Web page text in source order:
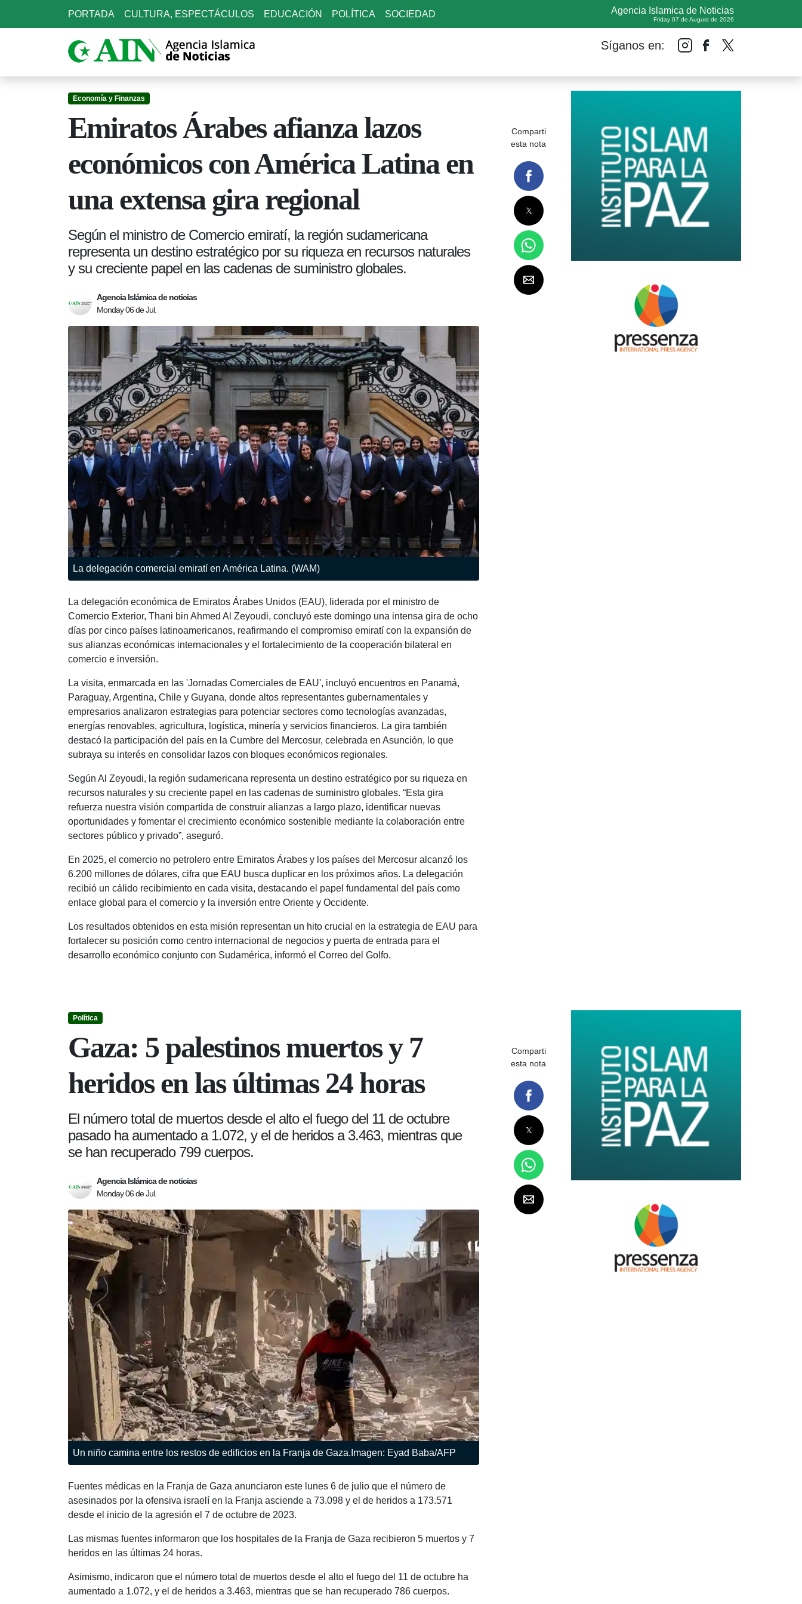
PORTADA CULTURA, ESPECTÁCULOS EDUCACIÓN POLÍTICA SOCIEDAD Agencia Islamica de Noticias
Friday 07 de August de 2026
Síganos en:
Economía y Finanzas
Emiratos Árabes afianza lazos
económicos con América Latina en
una extensa gira regional
Según el ministro de Comercio emiratí, la región sudamericana
representa un destino estratégico por su riqueza en recursos naturales
y su creciente papel en las cadenas de suministro globales.
Agencia Islámica de noticias
Monday 06 de Jul.
La delegación comercial emiratí en América Latina. (WAM)
La delegación económica de Emiratos Árabes Unidos (EAU), liderada por el ministro de
Comercio Exterior, Thani bin Ahmed Al Zeyoudi, concluyó este domingo una intensa gira de ocho
días por cinco países latinoamericanos, reafirmando el compromiso emiratí con la expansión de
sus alianzas económicas internacionales y el fortalecimiento de la cooperación bilateral en
comercio e inversión.
La visita, enmarcada en las 'Jornadas Comerciales de EAU', incluyó encuentros en Panamá,
Paraguay, Argentina, Chile y Guyana, donde altos representantes gubernamentales y
empresarios analizaron estrategias para potenciar sectores como tecnologías avanzadas,
energías renovables, agricultura, logística, minería y servicios financieros. La gira también
destacó la participación del país en la Cumbre del Mercosur, celebrada en Asunción, lo que
subraya su interés en consolidar lazos con bloques económicos regionales.
Según Al Zeyoudi, la región sudamericana representa un destino estratégico por su riqueza en
recursos naturales y su creciente papel en las cadenas de suministro globales. “Esta gira
refuerza nuestra visión compartida de construir alianzas a largo plazo, identificar nuevas
oportunidades y fomentar el crecimiento económico sostenible mediante la colaboración entre
sectores público y privado”, aseguró.
En 2025, el comercio no petrolero entre Emiratos Árabes y los países del Mercosur alcanzó los
6.200 millones de dólares, cifra que EAU busca duplicar en los próximos años. La delegación
recibió un cálido recibimiento en cada visita, destacando el papel fundamental del país como
enlace global para el comercio y la inversión entre Oriente y Occidente.
Los resultados obtenidos en esta misión representan un hito crucial en la estrategia de EAU para
fortalecer su posición como centro internacional de negocios y puerta de entrada para el
desarrollo económico conjunto con Sudamérica, informó el Correo del Golfo.
Comparti
esta nota